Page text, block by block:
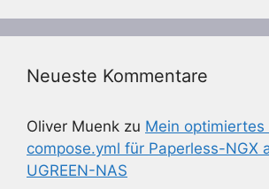
Neueste Kommentare
Oliver Muenk zu Mein optimiertes
compose.yml für Paperless-NGX
UGREEN-NAS